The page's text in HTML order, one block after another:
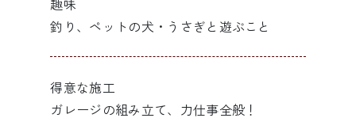
趣味
釣り、ペットの犬・うさぎと遊ぶこと
得意な施工
ガレージの組み立て、力仕事全般！